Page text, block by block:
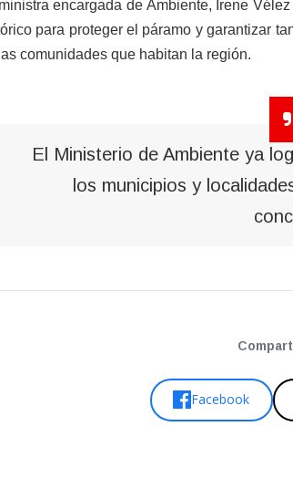
encargada de Ambiente, Irene
para proteger el páramo y garantizar
comunidades que habitan la región.
El Ministerio de Ambiente ya
los municipios y
Facebook